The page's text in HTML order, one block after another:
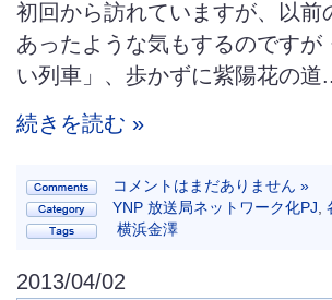
初回から訪れていますが、以
あったような気もするのです
い列車」、歩かずに紫陽花の道..
続きを読む »
コメントはまだありません »
YNP 放送局ネットワーク化PJ,
横浜金澤
2013/04/02